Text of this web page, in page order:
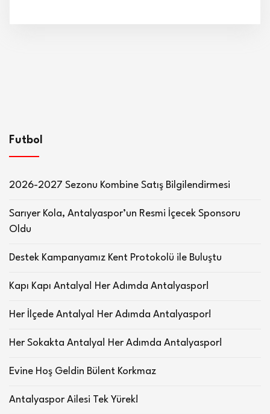
Futbol
2026-2027 Sezonu Kombine Satış Bilgilendirmesi
Sarıyer Kola, Antalyaspor’un Resmi İçecek Sponsoru
Oldu
Destek Kampanyamız Kent Protokolü ile Buluştu
Kapı Kapı Antalya! Her Adımda Antalyaspor!
Her İlçede Antalya! Her Adımda Antalyaspor!
Her Sokakta Antalya! Her Adımda Antalyaspor!
Evine Hoş Geldin Bülent Korkmaz
Antalyaspor Ailesi Tek Yürek!